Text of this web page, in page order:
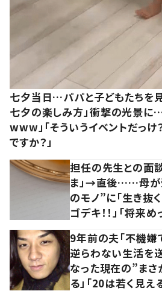
七夕当日…パパと子どもたちを
七夕の楽しみ方」衝撃の光景に
www」「そういうイベントだっけ
ですか？」
担任の先生との面
ま」→直後……母が
のモノ”に「生き抜
ゴデキ！！」「将来
9年前の夫「不機
逆らわない生活を
なった現在の”まさ
る」「20は若く見え